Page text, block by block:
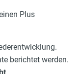
Plus
berichtet werden.